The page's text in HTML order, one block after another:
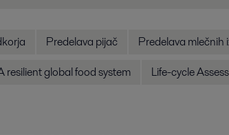
Predelava pijač Predelava mlečnih
resilient global food system Life-cycle